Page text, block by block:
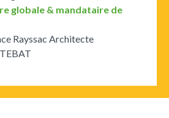
globale & mandataire de
Rayssac Architecte